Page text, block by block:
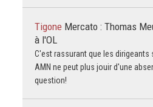
Tigone Mercato : Thomas
à l'OL
C'est rassurant que les
AMN ne peut plus jouir d'une
question!